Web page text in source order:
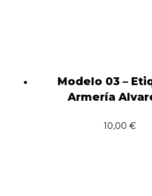
Modelo 03 –
Armería
10,00€